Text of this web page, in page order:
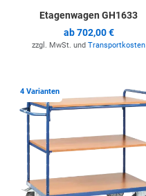
Etagenwagen GH1633
ab702,00 €
zzgl. MwSt. und Transportkosten
4 Varianten